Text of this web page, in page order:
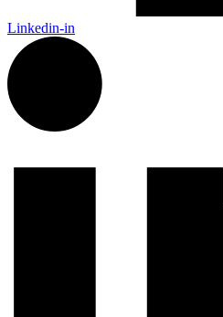
Linkedin-in